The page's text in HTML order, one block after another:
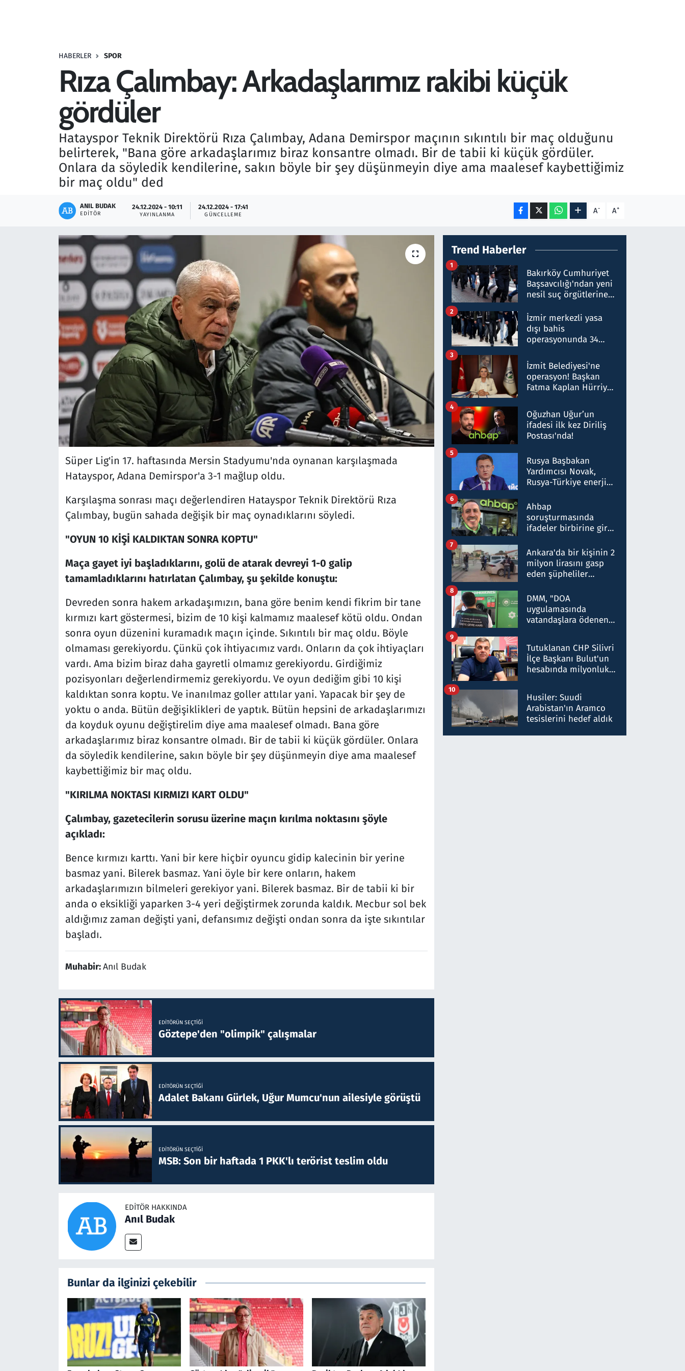
HABERLER SPOR
Rıza Çalımbay: Arkadaşlarımız rakibi küçük
gördüler
Hatayspor Teknik Direktörü Rıza Çalımbay, Adana Demirspor maçının sıkıntılı bir maç olduğunu
belirterek, "Bana göre arkadaşlarımız biraz konsantre olmadı. Bir de tabii ki küçük gördüler.
Onlara da söyledik kendilerine, sakın böyle bir şey düşünmeyin diye ama maalesef kaybettiğimiz
bir maç oldu" ded
ANIL BUDAK
EDITÖR
24.12.2024 - 10:11
YAYINLANMA
24.12.2024 - 17:41
GÜNCELLEME A- A+
Süper Lig'in 17. haftasında Mersin Stadyumu'nda oynanan karşılaşmada
Hatayspor, Adana Demirspor'a 3-1 mağlup oldu.
Karşılaşma sonrası maçı değerlendiren Hatayspor Teknik Direktörü Rıza
Çalımbay, bugün sahada değişik bir maç oynadıklarını söyledi.
"OYUN 10 KİŞİ KALDIKTAN SONRA KOPTU"
Maça gayet iyi başladıklarını, golü de atarak devreyi 1-0 galip
tamamladıklarını hatırlatan Çalımbay, şu şekilde konuştu:
Devreden sonra hakem arkadaşımızın, bana göre benim kendi fikrim bir tane
kırmızı kart göstermesi, bizim de 10 kişi kalmamız maalesef kötü oldu. Ondan
sonra oyun düzenini kuramadık maçın içinde. Sıkıntılı bir maç oldu. Böyle
olmaması gerekiyordu. Çünkü çok ihtiyacımız vardı. Onların da çok ihtiyaçları
vardı. Ama bizim biraz daha gayretli olmamız gerekiyordu. Girdiğimiz
pozisyonları değerlendirmemiz gerekiyordu. Ve oyun dediğim gibi 10 kişi
kaldıktan sonra koptu. Ve inanılmaz goller attılar yani. Yapacak bir şey de
yoktu o anda. Bütün değişiklikleri de yaptık. Bütün hepsini de arkadaşlarımızı
da koyduk oyunu değiştirelim diye ama maalesef olmadı. Bana göre
arkadaşlarımız biraz konsantre olmadı. Bir de tabii ki küçük gördüler. Onlara
da söyledik kendilerine, sakın böyle bir şey düşünmeyin diye ama maalesef
kaybettiğimiz bir maç oldu.
"KIRILMA NOKTASI KIRMIZI KART OLDU"
Çalımbay, gazetecilerin sorusu üzerine maçın kırılma noktasını şöyle
açıkladı:
Bence kırmızı karttı. Yani bir kere hiçbir oyuncu gidip kalecinin bir yerine
basmaz yani. Bilerek basmaz. Yani öyle bir kere onların, hakem
arkadaşlarımızın bilmeleri gerekiyor yani. Bilerek basmaz. Bir de tabii ki bir
anda o eksikliği yaparken 3-4 yeri değiştirmek zorunda kaldık. Mecbur sol bek
aldığımız zaman değişti yani, defansımız değişti ondan sonra da işte sıkıntılar
başladı.
Muhabir:Anıl Budak
EDITÖRÜN SEÇTIĞI
Göztepe'den "olimpik" çalışmalar
EDITÖRÜN SEÇTIĞI
Adalet Bakanı Gürlek, Uğur Mumcu'nun ailesiyle görüştü
EDITÖRÜN SEÇTIĞI
MSB: Son bir haftada 1 PKK'lı terörist teslim oldu
EDITÖR HAKKINDA
Anıl Budak
Bunlar da ilginizi çekebilir
Trend Haberler
Bakırköy Cumhuriyet
Başsavcılığı'ndan yeni
nesil suç örgütlerine
hakkında gözaltı kararı
1
İzmir merkezli yasa
dışı bahis
operasyonunda 34
Milyar liralık para
trafiği tespit edildi
2
İzmit Belediyesi'ne
operasyon! Başkan
Fatma Kaplan Hürriyet
3
Oğuzhan Uğur’un
ifadesi ilk kez Diriliş
Postası'nda!
4
Rusya Başbakan
Yardımcısı Novak,
Rusya-Türkiye enerji
nitelikte olduğunu
belirtti
5
Ahbap
soruşturmasında
ifadeler birbirine girdi:
ifadelerinden ortaya
çıkan tablo şok etti
6
Ankara'da bir kişinin 2
milyon lirasını gasp
eden şüpheliler
7
DMM, "DOA
uygulamasında
vatandaşlara ödenen
düşürüldüğü" iddiasını
yalanladı
8
Tutuklanan CHP Silivri
İlçe Başkanı Bulut'un
hesabında milyonluk
talimat verdi, ben
gönderdim
9
Husiler: Suudi
Arabistan'ın Aramco
tesislerini hedef aldık
10
Savunma Sanayi
Seçim 2023
Teknoloji ve Bilim
Televizyon